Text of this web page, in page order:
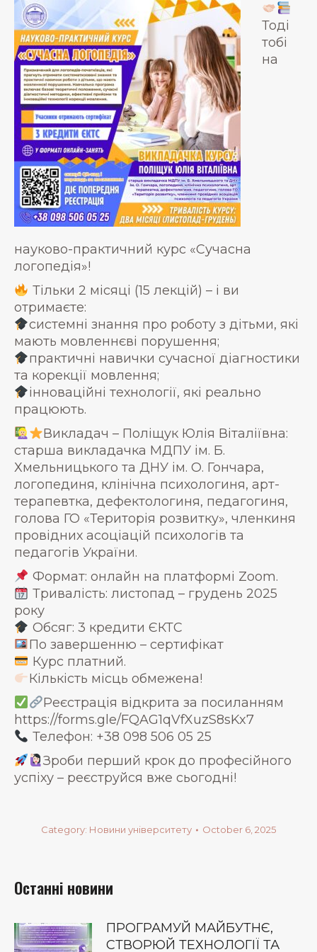
Тоді
тобі
на
науково-практичний курс «Сучасна
логопедія»!
Тільки 2 місяці (15 лекцій) – і ви
отримаєте:
системні знання про роботу з дітьми, які
мають мовленнєві порушення;
практичні навички сучасної діагностики
та корекції мовлення;
інноваційні технології, які реально
працюють.
Викладач – Поліщук Юлія Віталіївна:
старша викладачка МДПУ ім. Б.
Хмельницького та ДНУ ім. О. Гончара,
логопединя, клінічна психологиня, арт-
терапевтка, дефектологиня, педагогиня,
голова ГО «Територія розвитку», членкиня
провідних асоціацій психологів та
педагогів України.
Формат: онлайн на платформі Zoom.
Тривалість: листопад – грудень 2025
року
Обсяг: 3 кредити ЄКТС
По завершенню – сертифікат
Курс платний.
Кількість місць обмежена!
Реєстрація відкрита за посиланням
https://forms.gle/FQAG1qVfXuzS8sKx7
Телефон: +38 098 506 05 25
Зроби перший крок до професійного
успіху – реєструйся вже сьогодні!
Category: Новини університету October 6, 2025
Останні новини
ПРОГРАМУЙ МАЙБУТНЄ,
СТВОРЮЙ ТЕХНОЛОГІЇ ТА